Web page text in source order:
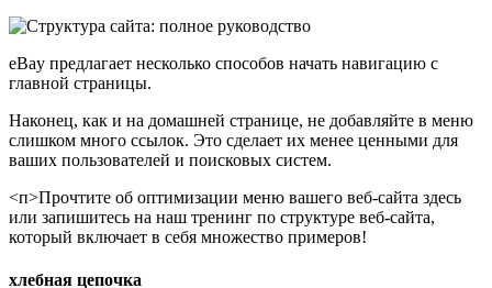
eBay предлагает несколько способов начать навигацию с
главной страницы.
Наконец, как и на домашней странице, не добавляйте в меню
слишком много ссылок. Это сделает их менее ценными для
ваших пользователей и поисковых систем.
<п>Прочтите об оптимизации меню вашего веб-сайта здесь
или запишитесь на наш тренинг по структуре веб-сайта,
который включает в себя множество примеров!
хлебная цепочка